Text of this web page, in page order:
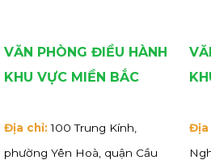
VĂN PHÒNG ĐIỀU HÀNH
KHU VỰC MIỀN BẮC
Địa chỉ: 100 Trung Kính,
phường Yên Hoà, quận Cầu
Địa